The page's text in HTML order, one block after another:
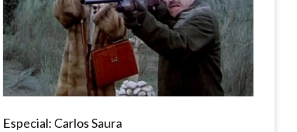
Especial: Carlos Saura